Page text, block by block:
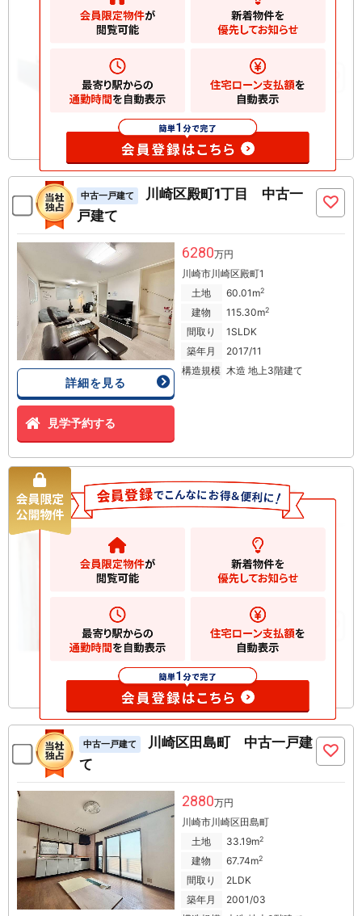
大田区南雪谷
75.55m2
お気に入りに追加
中古一戸建て
川崎区殿町1丁目 中古一
戸建て
詳細を見る
見学予約する
6280万円
川崎市川崎区殿町1
土地
60.01m2
建物 115.30m2
間取り
1SLDK
築年月
2017/11
構造規模 木造 地上3階建て
中古一戸建て 寒川町宮山 中古一戸建て
高座郡寒川町宮山
117.47m2
お気に入りに追加
中古一戸建て
川崎区田島町 中古一戸建
て
2880万円
川崎市川崎区田島町
土地
33.19m2
建物 67.74m2
間取り
2LDK
築年月
2001/03